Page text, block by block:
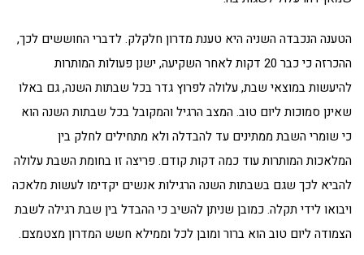
הטענה הנכבדה השניה היא טענת מדרון חלקלק. לדברי החוששים לכך,
ההכרזה כי כבר 20 דקות לאחר השקיעה, ישנן פעולות המותרות
להיעשות במוצאי שבת, עלולה לפרוץ גדר בכל שבתות השנה, גם באלו
שאינן סמוכות ליום טוב. המצב הרגיל והמקובל בכל שבתות השנה הוא
כי שומרי השבת ממתינים עד להבדלה ולא מתחילים לחלק בין
המלאכות המותרות עוד כמה דקות קודם. פריצה זו בחומת השבת עלולה
להביא לכך שגם בשבתות השנה הרגילות אנשים יקדימו לעשות מלאכה
ויבואו לידי תקלה. כמובן שניתן להשיב כי ההבדל בין שבת רגילה לשבת
הצמודה ליום טוב הוא ברור ומובן לכל וממילא חשש המדרון מצטמצם.